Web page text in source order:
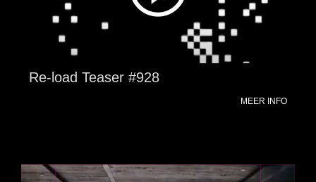
Re-load Teaser #928
MEER INFO